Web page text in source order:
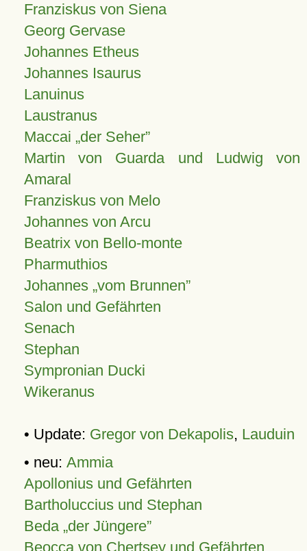
Franziskus von Siena
Georg Gervase
Johannes Etheus
Johannes Isaurus
Lanuinus
Laustranus
Maccai „der Seher”
Martin von Guarda und Ludwig von
Amaral
Franziskus von Melo
Johannes von Arcu
Beatrix von Bello-monte
Pharmuthios
Johannes vom Brunnen
Salon und Gefährten
Senach
Stephan
Sympronian Ducki
Wikeranus
• Update: Gregor von Dekapolis, Lauduin
• neu: Ammia
Apollonius und Gefährten
Bartholuccius und Stephan
Beda „der Jüngere”
Beocca von Chertsey und Gefährten